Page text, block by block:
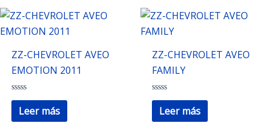
ZZ-CHEVROLET AVEO
EMOTION 2011
Valorado
conLeer más
ZZ-CHEVROLET AVEO
FAMILY
Valorado
conLeer más